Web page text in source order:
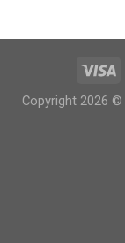
Copyright 2026 ©